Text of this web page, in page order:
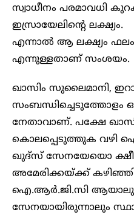
സ്വാധീനം പരമാവധി
ഇസ്രായേലിന്റെ ലക്ഷ്യം.
എന്നാൽ ആ ലക്ഷ്യം
എന്നുള്ളതാണ് സംശയം.
ഖാസിം സുലൈമാനി,
നേതാവാണ്. പക്ഷേ
കൊലപ്പെടുത്തുക വഴി
ഖുദ്സ് സേനയേയൊ
അമേരിക്കയ്ക്ക്
ഐ.ആർ.ജി.സി
സേനയായിരുന്നാലും